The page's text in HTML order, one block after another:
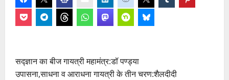
सद्ज्ञान का बीज गायत्री महामंत्र:डॉ पण्ड्या
उपासना,साधना व आराधना गायत्री के तीन चरण:शैलदीदी